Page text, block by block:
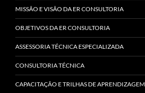
MISSÃO E VISÃO DA ER CONSULTORIA
OBJETIVOS DA ER CONSULTORIA
ASSESSORIA TÉCNICA ESPECIALIZADA
CONSULTORIA TÉCNICA
CAPACITAÇÃO E TRILHAS DE APRENDIZAGEM